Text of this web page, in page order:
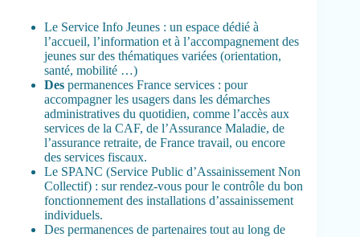
Le Service Info Jeunes : un espace dédié à
l’accueil, l’information et à l’accompagnement des
jeunes sur des thématiques variées (orientation,
santé, mobilité …)
Des permanences France services : pour
accompagner les usagers dans les démarches
administratives du quotidien, comme l’accès aux
services de la CAF, de l’Assurance Maladie, de
l’assurance retraite, de France travail, ou encore
des services fiscaux.
Le SPANC (Service Public d’Assainissement Non
Collectif) : sur rendez-vous pour le contrôle du bon
fonctionnement des installations d’assainissement
individuels.
Des permanences de partenaires tout au long de